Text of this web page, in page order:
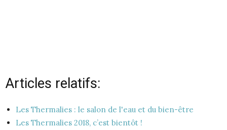
Articles relatifs:
Les Thermalies : le salon de l'eau et du bien-être
Les Thermalies 2018, c’est bientôt !